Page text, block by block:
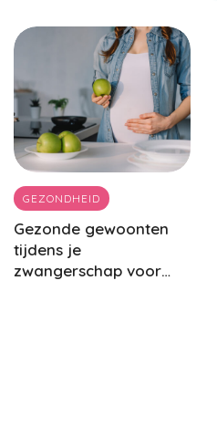
GEZONDHEID
Gezonde gewoonten
tijdens je
zwangerschap voor